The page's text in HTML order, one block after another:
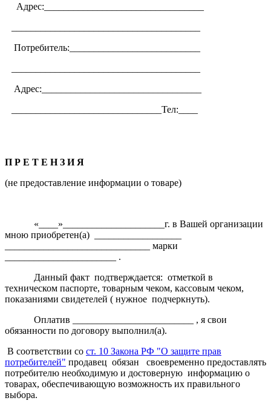
Адрес:_________________________________
Потребитель:___________________________
Адрес:_________________________________
_______________________________Тел:____
П Р Е Т Е Н З И Я
(не предоставление информации о товаре)
«____»_____________________г. в Вашей организации
мною приобретен(а) __________________
______________________________ марки
_______________________ .
Данный факт подтверждается: отметкой в
техническом паспорте, товарным чеком, кассовым чеком,
показаниями свидетелей ( нужное подчеркнуть).
Оплатив _________________________ , я свои
обязанности по договору выполнил(а).
В соответствии со ст. 10 Закона РФ "О защите прав
потребителей" продавец обязан своевременно предоставлять
потребителю необходимую и достоверную информацию о
товарах, обеспечивающую возможность их правильного
выбора.